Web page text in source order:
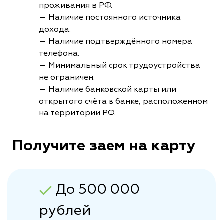
проживания в РФ.
— Наличие постоянного источника
дохода.
— Наличие подтверждённого номера
телефона.
— Минимальный срок трудоустройства
не ограничен.
— Наличие банковской карты или
открытого счёта в банке, расположенном
на территории РФ.
Получите заем на карту
До 500 000
рублей